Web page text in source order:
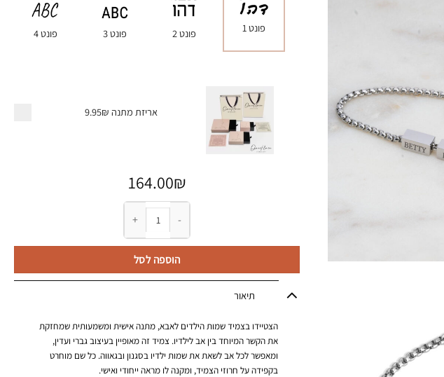
פונט 1 פונט 2 פונט 3 פונט 4
אריזת מתנה 9.95₪
164.00₪
כמות של צמיד שמות הילדים לאבא - חריטה
הוספה לסל
תיאור
הצטיידו בצמיד שמות הילדים לאבא, מתנה אישית ומשמעותית שמחזקת
את הקשר המיוחד בין אב לילדיו. צמיד זה מאופיין בעיצוב גברי ועדין,
ומאפשר לכל אב לשאת את שמות ילדיו בסגנון ובגאווה. כל שם מוחרט
בקפידה על חרוזי הצמיד, ומקנה לו מראה ייחודי ואישי.